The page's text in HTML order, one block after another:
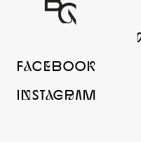
FaCeBOOk
InSTaGrAM